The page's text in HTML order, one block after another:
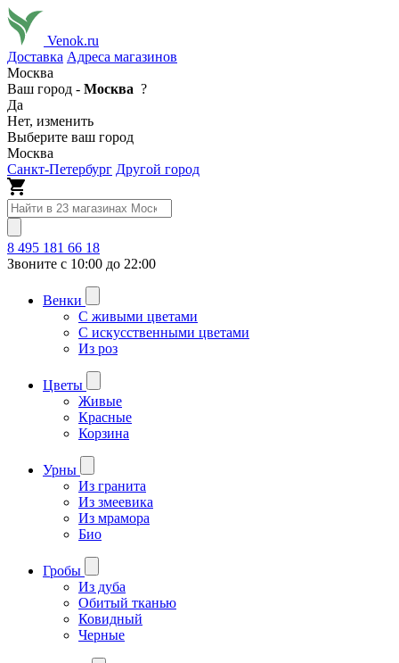
Venok.ru
Доставка Адреса магазинов
Москва
Ваш город - Москва ?
Да
Нет, изменить
Выберите ваш город
Москва
Санкт-Петербург Другой город
8 495 181 66 18
Звоните с 10:00 до 22:00
Венки
С живыми цветами
С искусственными цветами
Из роз
Цветы
Живые
Красные
Корзина
Урны
Из гранита
Из змеевика
Из мрамора
Био
Гробы
Из дуба
Обитый тканью
Ковидный
Черные